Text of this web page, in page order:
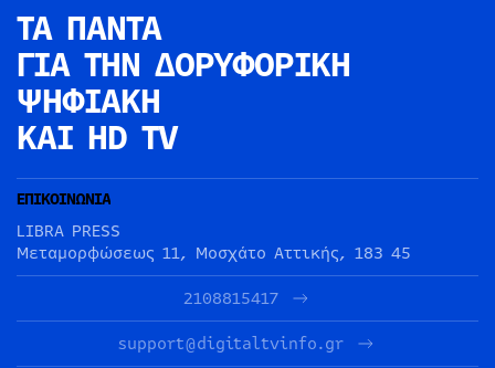
ΤΑ ΠΑΝΤΑ
ΓΙΑ ΤΗΝ ΔΟΡΥΦΟΡΙΚΗ
ΨΗΦΙΑΚΗ
ΚΑΙ HD TV
ΕΠΙΚΟΙΝΩΝΙΑ
LIBRA PRESS
Μεταμορφώσεως 11, Μοσχάτο Αττικής, 183 45
2108815417
support@digitaltvinfo.gr